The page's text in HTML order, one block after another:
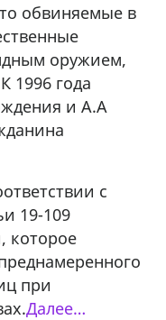
обвиняемые в
оружием,
1996 года
и А.А
с
19-109
которое
при
Далее…